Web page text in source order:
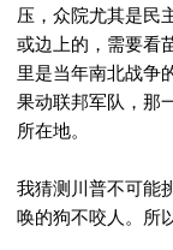
压，众院尤其是民
或边上的，需要看
里是当年南北战争
果动联邦军队，那
所在地。
我猜测川普不可能
唤的狗不咬人。所